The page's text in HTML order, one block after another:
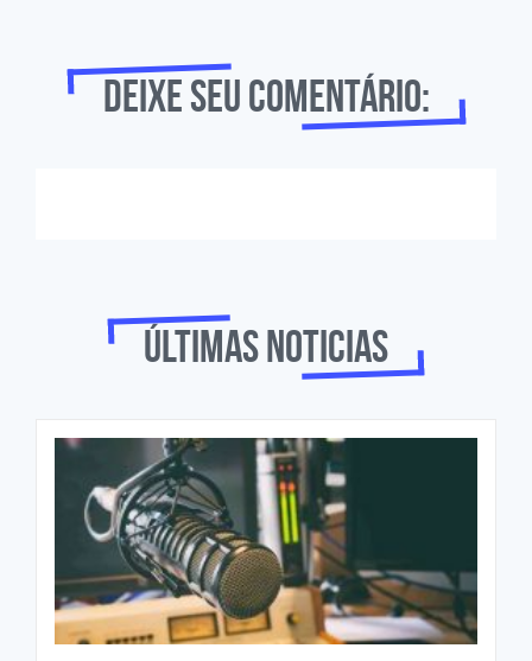
Deixe seu comentário:
Últimas noticias